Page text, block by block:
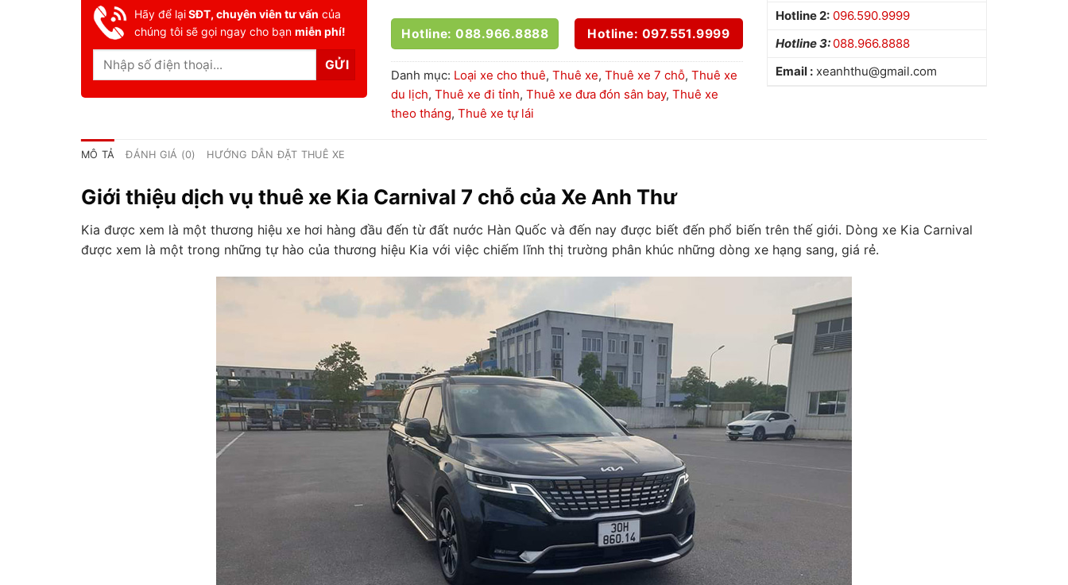
Hãy để lạiSĐT, chuyên viên tư vấn của
chúng tôi sẽ gọi ngay cho bạn miễn phí! Hotline: 088.966.8888 Hotline: 097.551.9999
Danh mục: Loại xe cho thuê, Thuê xe, Thuê xe 7 chỗ, Thuê xe
du lịch, Thuê xe đi tỉnh, Thuê xe đưa đón sân bay, Thuê xe
theo tháng, Thuê xe tự lái
Hotline 2: 096.590.9999
Hotline 3: 088.966.8888
Email :xeanhthu@gmail.com
MÔ TẢ ĐÁNH GIÁ (0) HƯỚNG DẪN ĐẶT THUÊ XE
Giới thiệu dịch vụ thuê xe Kia Carnival 7 chỗ của Xe Anh Thư
Kia được xem là một thương hiệu xe hơi hàng đầu đến từ đất nước Hàn Quốc và đến nay được biết đến phổ biến trên thế giới. Dòng xe Kia Carnival
được xem là một trong những tự hào của thương hiệu Kia với việc chiếm lĩnh thị trường phân khúc những dòng xe hạng sang, giá rẻ.